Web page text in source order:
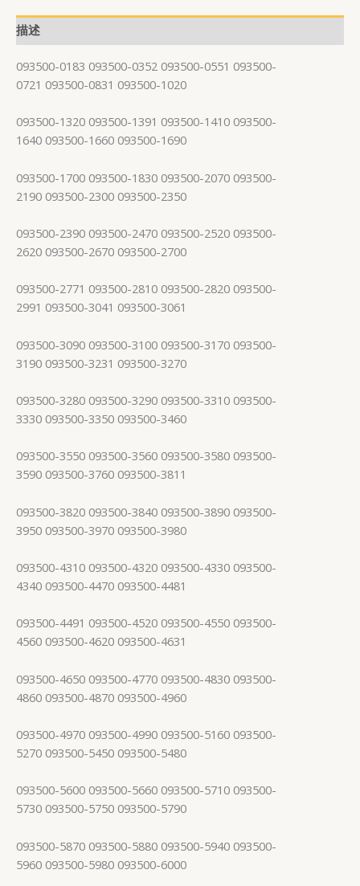
描述
093500-0183 093500-0352 093500-0551 093500-
0721 093500-0831 093500-1020
093500-1320 093500-1391 093500-1410 093500-
1640 093500-1660 093500-1690
093500-1700 093500-1830 093500-2070 093500-
2190 093500-2300 093500-2350
093500-2390 093500-2470 093500-2520 093500-
2620 093500-2670 093500-2700
093500-2771 093500-2810 093500-2820 093500-
2991 093500-3041 093500-3061
093500-3090 093500-3100 093500-3170 093500-
3190 093500-3231 093500-3270
093500-3280 093500-3290 093500-3310 093500-
3330 093500-3350 093500-3460
093500-3550 093500-3560 093500-3580 093500-
3590 093500-3760 093500-3811
093500-3820 093500-3840 093500-3890 093500-
3950 093500-3970 093500-3980
093500-4310 093500-4320 093500-4330 093500-
4340 093500-4470 093500-4481
093500-4491 093500-4520 093500-4550 093500-
4560 093500-4620 093500-4631
093500-4650 093500-4770 093500-4830 093500-
4860 093500-4870 093500-4960
093500-4970 093500-4990 093500-5160 093500-
5270 093500-5450 093500-5480
093500-5600 093500-5660 093500-5710 093500-
5730 093500-5750 093500-5790
093500-5870 093500-5880 093500-5940 093500-
5960 093500-5980 093500-6000